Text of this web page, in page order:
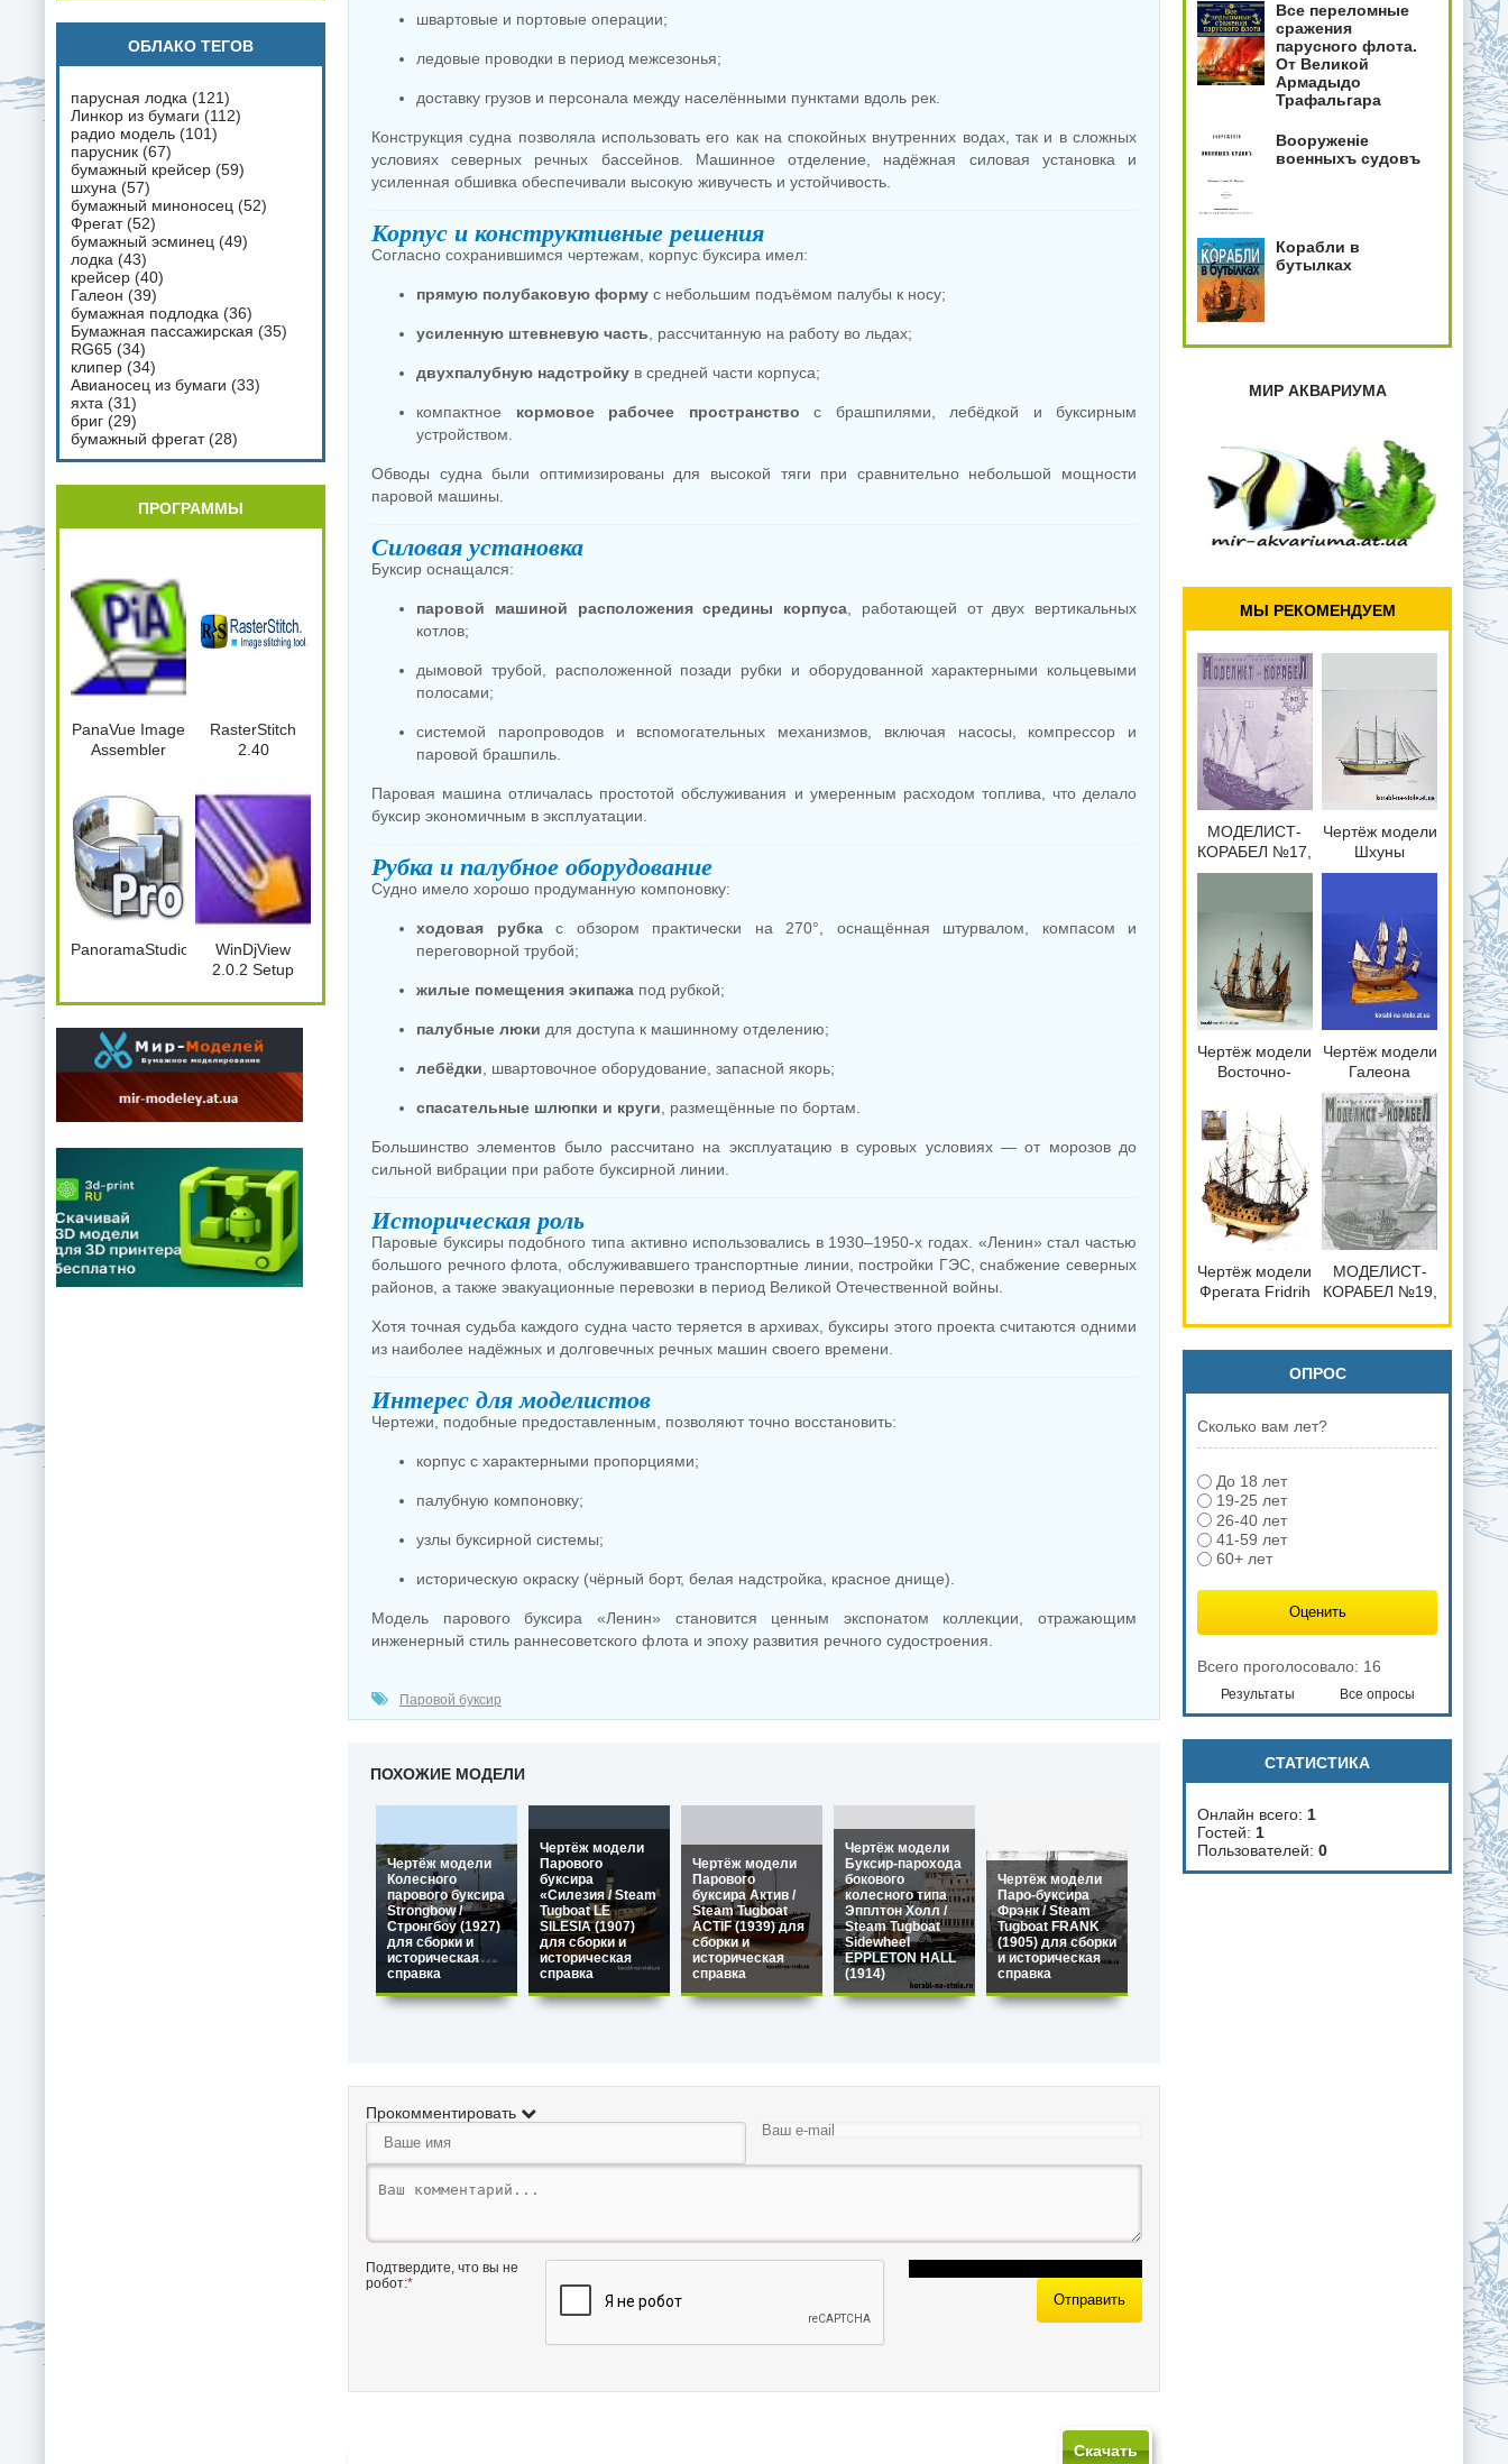
Скачать
швартовые и портовые операции;
ледовые проводки в период межсезонья;
доставку грузов и персонала между населёнными пунктами вдоль рек.
Конструкция судна позволяла использовать его как на спокойных внутренних водах, так и в сложных
условиях северных речных бассейнов. Машинное отделение, надёжная силовая установка и
усиленная обшивка обеспечивали высокую живучесть и устойчивость.
Корпус и конструктивные решения
Согласно сохранившимся чертежам, корпус буксира имел:
прямую полубаковую форму с небольшим подъёмом палубы к носу;
усиленную штевневую часть , рассчитанную на работу во льдах;
двухпалубную надстройку в средней части корпуса;
компактное кормовое рабочее пространство с брашпилями, лебёдкой и буксирным
устройством.
Обводы судна были оптимизированы для высокой тяги при сравнительно небольшой мощности
паровой машины.
Силовая установка
Буксир оснащался:
паровой машиной расположения средины корпуса , работающей от двух вертикальных
котлов;
дымовой трубой, расположенной позади рубки и оборудованной характерными кольцевыми
полосами;
системой паропроводов и вспомогательных механизмов, включая насосы, компрессор и
паровой брашпиль.
Паровая машина отличалась простотой обслуживания и умеренным расходом топлива, что делало
буксир экономичным в эксплуатации.
Рубка и палубное оборудование
Судно имело хорошо продуманную компоновку:
ходовая рубкас обзором практически на 270°, оснащённая штурвалом, компасом и
переговорной трубой;
жилые помещения экипажа под рубкой;
палубные люки для доступа к машинному отделению;
лебёдки , швартовочное оборудование, запасной якорь;
спасательные шлюпки и круги , размещённые по бортам.
Большинство элементов было рассчитано на эксплуатацию в суровых условиях — от морозов до
сильной вибрации при работе буксирной линии.
Историческая роль
Паровые буксиры подобного типа активно использовались в 1930–1950-х годах. «Ленин» стал частью
большого речного флота, обслуживавшего транспортные линии, постройки ГЭС, снабжение северных
районов, а также эвакуационные перевозки в период Великой Отечественной войны.
Хотя точная судьба каждого судна часто теряется в архивах, буксиры этого проекта считаются одними
из наиболее надёжных и долговечных речных машин своего времени.
Интерес для моделистов
Чертежи, подобные предоставленным, позволяют точно восстановить:
корпус с характерными пропорциями;
палубную компоновку;
узлы буксирной системы;
историческую окраску (чёрный борт, белая надстройка, красное днище).
Модель парового буксира «Ленин» становится ценным экспонатом коллекции, отражающим
инженерный стиль раннесоветского флота и эпоху развития речного судостроения.
Паровой буксир
ПОХОЖИЕ МОДЕЛИ
Чертёж модели
Колесного
парового буксира
Strongbow /
Стронгбоу (1927)
для сборки и
историческая
справка
Чертёж модели
Парового
буксира
«Силезия / Steam
Tugboat LE
SILESIA (1907)
для сборки и
историческая
справка
Чертёж модели
Парового
буксира Актив /
Steam Tugboat
ACTIF (1939) для
сборки и
историческая
справка
Чертёж модели
Буксир-парохода
бокового
колесного типа
Эпплтон Холл /
Steam Tugboat
Sidewheel
EPPLETON HALL
(1914)
Чертёж модели
Паро-буксира
Фрэнк / Steam
Tugboat FRANK
(1905) для сборки
и историческая
справка
Прокомментировать
Подтвердите, что вы не
робот:*
Отправить
ОБЛАКО ТЕГОВ
парусная лодка (121)
Линкор из бумаги (112)
радио модель (101)
парусник (67)
бумажный крейсер (59)
шхуна (57)
бумажный миноносец (52)
Фрегат(52)
бумажный эсминец (49)
лодка (43)
крейсер (40)
Галеон (39)
бумажная подлодка (36)
Бумажная пассажирская (35)
RG65 (34)
клипер (34)
Авианосец из бумаги (33)
яхта (31)
бриг (29)
бумажный фрегат(28)
ПРОГРАММЫ
PanaVue Image
Assembler
RasterStitch
2.40
PanoramaStudio2Pro.2.5.0.164.x86.Port
WinDjView
2.0.2 Setup
Все переломные
сражения
парусного флота.
От Великой
Армадыдо
Трафальгара
Вооруженiе
военныхъ судовъ
Корабли в
бутылках
МИР АКВАРИУМА
МЫ РЕКОМЕНДУЕМ
МОДЕЛИСТ-
КОРАБЕЛ №17,
июль-сентябрь
Чертёж модели
Шхуны
Wawona /
для сборки и
историческая
справка
Чертёж модели
Восточно-
Галеона Prins
Willem / Принс
Виллем (1651)
для сборки и
историческая
справка
Чертёж модели
Галеона
Mayflower /
Мейфлауэр
(1620) №1 для
сборки и
историческая
справка
Чертёж модели
Фрегата Fridrih
Фридрих
Вильгельм
(1681) для
сборки и
справка
МОДЕЛИСТ-
КОРАБЕЛ №19,
2003
ОПРОС
Сколько вам лет?
До 18 лет
19-25 лет
26-40 лет
41-59 лет
60+ лет
Всего проголосовало: 16
Результаты Все опросы
СТАТИСТИКА
Онлайн всего: 1
Гостей: 1
Пользователей: 0